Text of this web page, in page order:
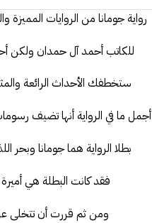
رواية جومانا من الروايات المميزة
للكاتب أحمد آل حمدان ولكن
ستخطفك الأحداث الرائعة
أجمل ما في الرواية أنها تضيف
بطلا الرواية هما جومانا
فقد كانت البطلة هي
ومن ثم قررت أن تتخلى عن